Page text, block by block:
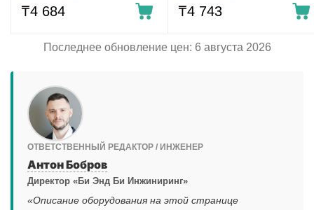
₸4 684 ₸4 743
Последнее обновление цен: 6 августа 2026
ОТВЕТСТВЕННЫЙ РЕДАКТОР / ИНЖЕНЕР
Антон Бобров
Директор «Би Энд Би Инжиниринг»
«Описание оборудования на этой странице